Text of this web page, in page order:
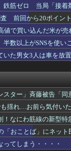
に住む不幸、「尊重
名変更
、動画770本 男を...
としたら男に阻止さ
を要請 国と都が連携
海中に投入 外務省が
められた推し活民が反
6,336円分返って...
」 平和への思いをつ
筋ゼロ 当局「接着
査 前回から20ポイン
で買い込んだ米が
数以上がSNSを使い
た男女3人は車を放
スター」斉藤被告「
揺れ…お前ら気付い
！なにわ筋線の新型特
「おことば」にネット
ってしまう・・・・